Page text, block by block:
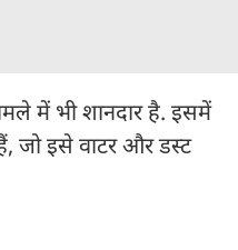
में भी शानदार है. इसमें
जो इसे वाटर और डस्ट